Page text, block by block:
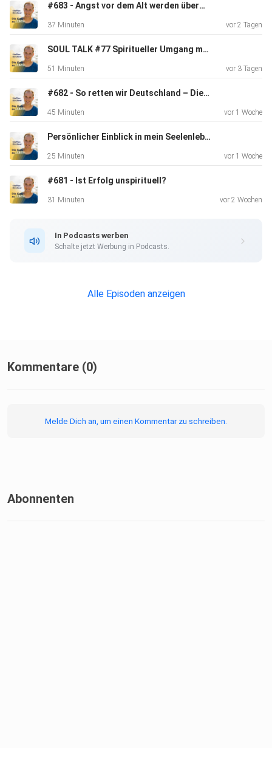
#683 - Angst vor dem Alt werden überwinden
37 Minuten vor 2 Tagen
SOUL TALK #77 Spiritueller Umgang mit Nervensägen.
51 Minuten vor 3 Tagen
#682 - So retten wir Deutschland – Die Jürgen Klopp Strategie!
45 Minuten vor 1 Woche
Persönlicher Einblick in mein Seelenleben.
25 Minuten vor 1 Woche
#681 - Ist Erfolg unspirituell?
31 Minuten vor 2 Wochen
In Podcasts werben
Schalte jetzt Werbung in Podcasts.
Alle Episoden anzeigen
Kommentare (0)
Melde Dich an, um einen Kommentar zu schreiben.
Abonnenten